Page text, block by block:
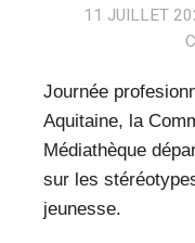
11 JUILLET
Journée
Aquitaine, la
Médiathèque
sur les
jeunesse.